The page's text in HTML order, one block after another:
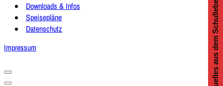
Downloads & Infos
Speisepläne
Datenschutz
Impressum
Navigationsmenü
Aktuelles aus dem Schulleben